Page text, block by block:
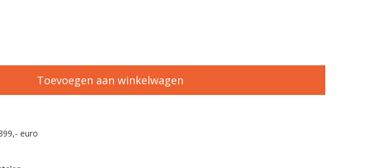
Toevoegen aan winkelwagen
euro